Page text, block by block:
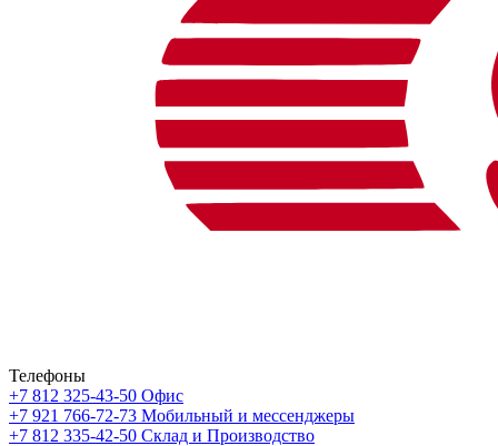
Телефоны
+7 812 325-43-50 Офис
+7 921 766-72-73 Мобильный и мессенджеры
+7 812 335-42-50 Склад и Производство